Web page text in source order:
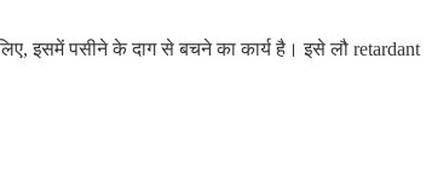
लिए, इसमें पसीने के दाग से बचने का कार्य है। इसे लौ retardant